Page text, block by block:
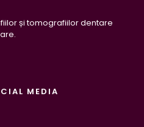
și tomografiilor dentare
MEDIA